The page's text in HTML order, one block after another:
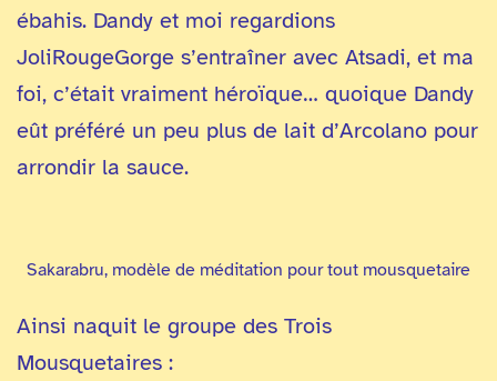
ébahis. Dandy et moi regardions
JoliRougeGorge s’entraîner avec Atsadi, et ma
foi, c’était vraiment héroïque… quoique Dandy
eût préféré un peu plus de lait d’Arcolano pour
arrondir la sauce.
Sakarabru, modèle de méditation pour tout mousquetaire
Ainsi naquit le groupe des Trois
Mousquetaires :